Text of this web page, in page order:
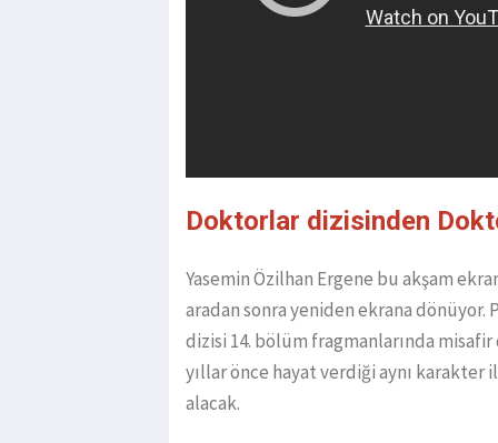
Doktorlar dizisinden
Yasemin Özilhan Ergene bu akşam
aradan sonra yeniden ekrana
dizisi 14. bölüm fragmanlarında
yıllar önce hayat verdiği aynı
alacak.